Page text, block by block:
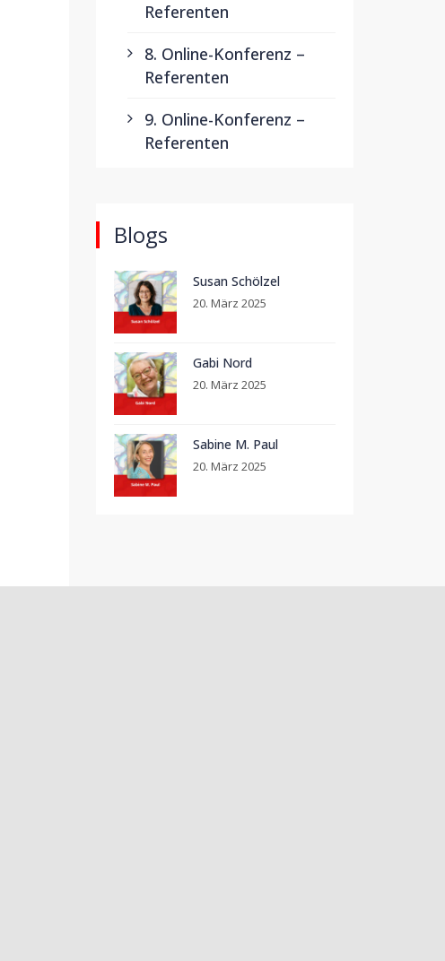
Referenten
8. Online-Konferenz –
Referenten
9. Online-Konferenz –
Referenten
Blogs
Susan Schölzel
20. März 2025
Gabi Nord
20. März 2025
Sabine M. Paul
20. März 2025